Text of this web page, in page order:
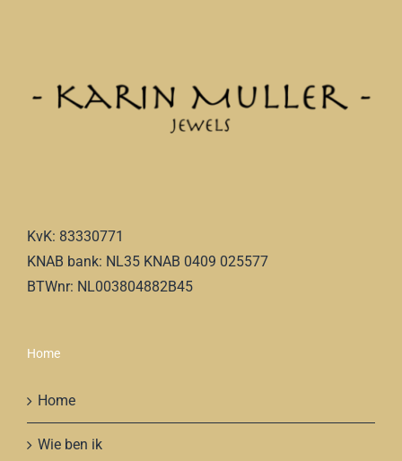
KvK: 83330771
KNAB bank: NL35 KNAB 0409 025577
BTWnr: NL003804882B45
Home
Home
Wie ben ik